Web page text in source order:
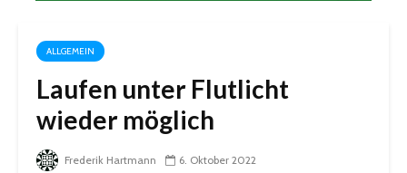
ALLGEMEIN
Laufen unter Flutlicht
wieder möglich
Frederik Hartmann
6. Oktober 2022